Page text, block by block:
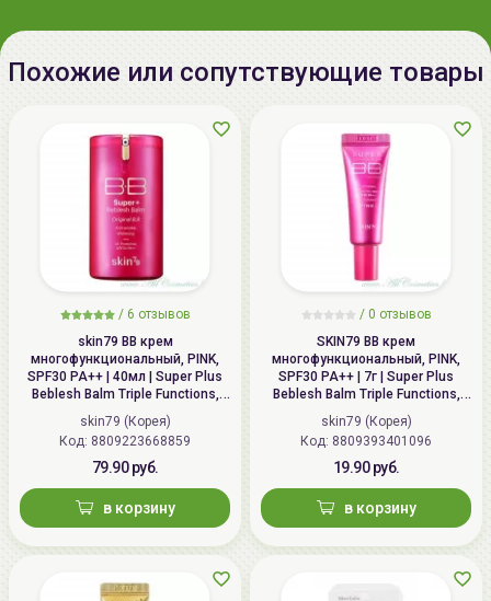
Похожие или сопутствующие товары
/ 6 отзывов
skin79 ВВ крем
многофункциональный, PINK,
SPF30 PA++ | 40мл | Super Plus
Beblesh Balm Triple Functions,
PINK BB Cream, SPF30 PA++
skin79 (Корея)
Код: 8809223668859
79.90 руб.
в корзину
/ 0 отзывов
SKIN79 ВВ крем
многофункциональный, PINK,
SPF30 PA++ | 7г | Super Plus
Beblesh Balm Triple Functions,
PINK BB Cream, SPF30 PA++
skin79 (Корея)
Код: 8809393401096
19.90 руб.
в корзину